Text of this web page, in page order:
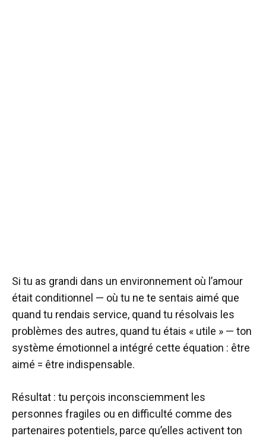
Si tu as grandi dans un environnement où l’amour
était conditionnel — où tu ne te sentais aimé que
quand tu rendais service, quand tu résolvais les
problèmes des autres, quand tu étais « utile » — ton
système émotionnel a intégré cette équation : être
aimé = être indispensable.
Résultat : tu perçois inconsciemment les
personnes fragiles ou en difficulté comme des
partenaires potentiels, parce qu’elles activent ton